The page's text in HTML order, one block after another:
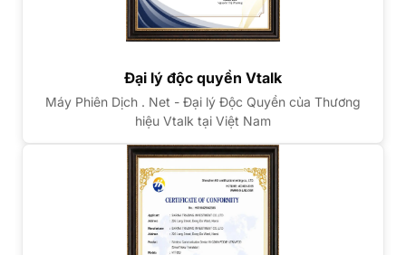
Đại lý độc quyền Vtalk
Máy Phiên Dịch . Net - Đại lý Độc Quyền của Thương
hiệu Vtalk tại Việt Nam